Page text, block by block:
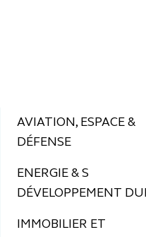
AVIATION, ESPACE &
DÉFENSE
ENERGIE & S
DÉVELOPPEMENT
IMMOBILIER ET